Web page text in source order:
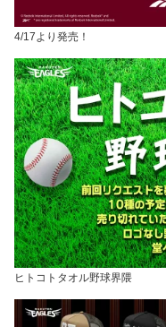
4/17より発売！
ヒトコトタオル野球界隈